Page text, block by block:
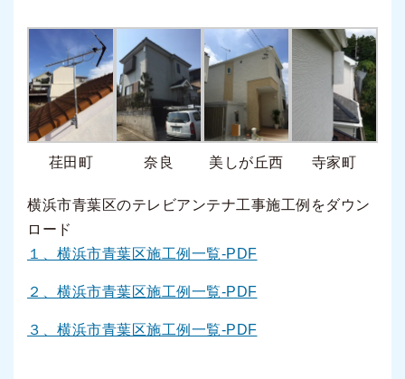
荏田町 奈良 美しが丘西 寺家町
横浜市青葉区のテレビアンテナ工事施工例をダウン
ロード
１、横浜市青葉区施工例一覧-PDF
２、横浜市青葉区施工例一覧-PDF
３、横浜市青葉区施工例一覧-PDF